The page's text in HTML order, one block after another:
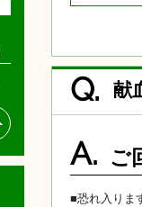
Q. 献
A. ご
■恐れ入りま